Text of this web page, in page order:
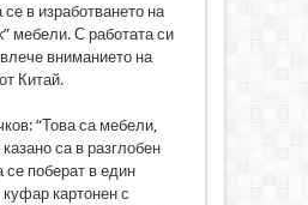
в изработването на
мебели. С работата си
вниманието на
Китай.
“Това са мебели,
са в разглобен
се поберат в един
картонен с